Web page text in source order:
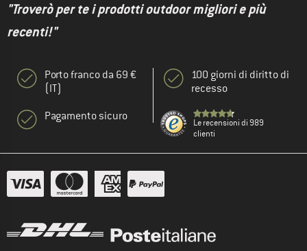
"Troverò per te i prodotti outdoor migliori e più
recenti!"
Porto franco da 69 €
(IT)
Pagamento sicuro
100 giorni di diritto di
recesso
Le recensioni di 989
clienti